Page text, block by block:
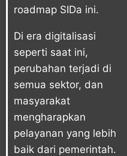
roadmap SIDa ini.
Di era digitalisasi
seperti saat ini,
perubahan terjadi di
semua sektor, dan
masyarakat
mengharapkan
pelayanan yang lebih
baik dari pemerintah.